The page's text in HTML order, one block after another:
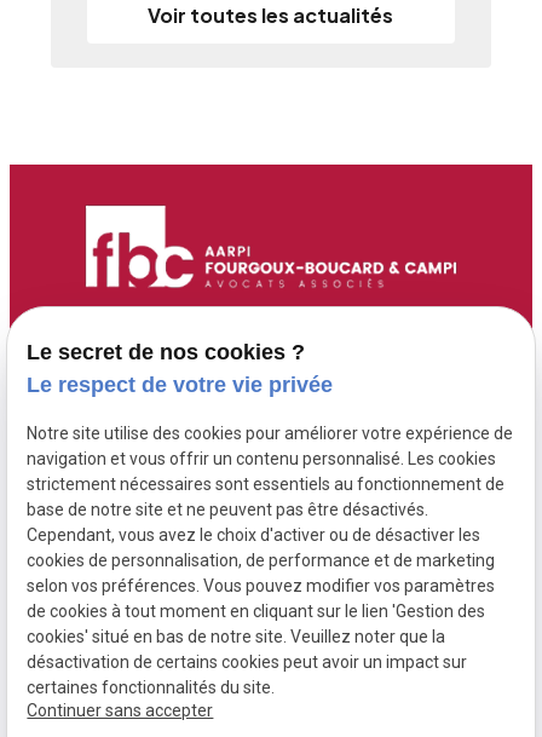
Voir toutes les actualités
Adresse :
6 Route de Didier
FRANCE ( 6 rue de
Didier )
Contact :
05 96 70 00 13
boucard-campi-
avocats.com
Maître Campi
Honoraires
Postulation
Actualités
Le secret de nos cookies ?
Le respect de votre vie privée
Notre site utilise des cookies pour améliorer votre expérience de
navigation et vous offrir un contenu personnalisé. Les cookies
strictement nécessaires sont essentiels au fonctionnement de
base de notre site et ne peuvent pas être désactivés.
Cependant, vous avez le choix d'activer ou de désactiver les
cookies de personnalisation, de performance et de marketing
selon vos préférences. Vous pouvez modifier vos paramètres
de cookies à tout moment en cliquant sur le lien 'Gestion des
cookies' situé en bas de notre site. Veuillez noter que la
désactivation de certains cookies peut avoir un impact sur
certaines fonctionnalités du site.
Continuer sans accepter